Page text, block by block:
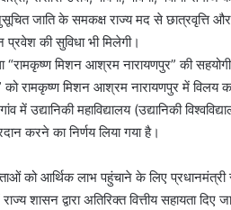
जाति के समकक्ष राज्य मद से छात्रवृत्ति और
की सुविधा भी मिलेगी।
मिशन आश्रम नारायणपुर” की
रामकृष्ण मिशन आश्रम नारायणपुर में विलय
महाविद्यालय (उद्यानिकी
करने का निर्णय लिया गया है।
को आर्थिक लाभ पहुंचाने के लिए
द्वारा अतिरिक्त वित्तीय सहायता दिए